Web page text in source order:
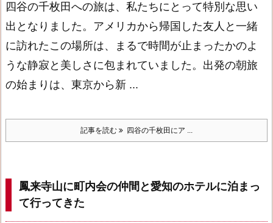
四谷の千枚田への旅は、私たちにとって特別な思い
出となりました。アメリカから帰国した友人と一緒
に訪れたこの場所は、まるで時間が止まったかのよ
うな静寂と美しさに包まれていました。 出発の朝旅
の始まりは、東京から新 ...
記事を読む 四谷の千枚田にア ...
鳳来寺山に町内会の仲間と愛知のホテルに泊まっ
て行ってきた